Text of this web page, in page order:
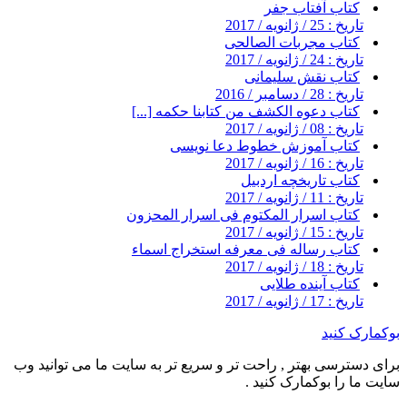
کتاب آفتاب جفر
تاریخ : 25 / ژانویه / 2017
کتاب مجربات الصالحی
تاریخ : 24 / ژانویه / 2017
کتاب نقش سلیمانی
تاریخ : 28 / دسامبر / 2016
کتاب دعوه الکشف من کتابنا حکمه [...]
تاریخ : 08 / ژانویه / 2017
کتاب آموزش خطوط دعا نویسی
تاریخ : 16 / ژانویه / 2017
کتاب تاریخچه اردبیل
تاریخ : 11 / ژانویه / 2017
کتاب اسرار المکتوم فی اسرار المحزون
تاریخ : 15 / ژانویه / 2017
کتاب رساله فی معرفه استخراج اسماء
تاریخ : 18 / ژانویه / 2017
کتاب آینده طلایی
تاریخ : 17 / ژانویه / 2017
بوکمارک کنید
برای دسترسی بهتر , راحت تر و سریع تر به سایت ما می توانید وب
سایت ما را بوکمارک کنید .